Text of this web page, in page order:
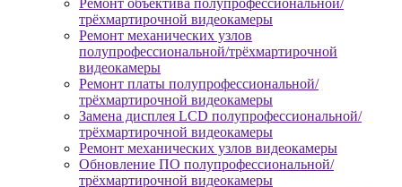
Ремонт объектива полупрофессиональной/
трёхмартирочной видеокамеры
Ремонт механических узлов
полупрофессиональной/трёхмартирочной
видеокамеры
Ремонт платы полупрофессиональной/
трёхмартирочной видеокамеры
Замена дисплея LCD полупрофессиональной/
трёхмартирочной видеокамеры
Ремонт механических узлов видеокамеры
Обновление ПО полупрофессиональной/
трёхмартирочной видеокамеры